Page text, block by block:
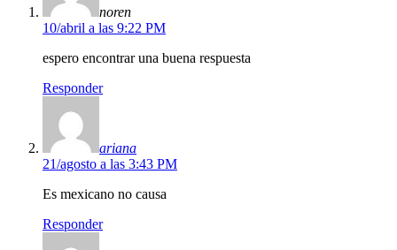
noren
10/abril a las 9:22 PM
espero encontrar una buena respuesta
Responder
ariana
21/agosto a las 3:43 PM
Es mexicano no causa
Responder